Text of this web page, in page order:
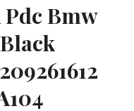
Bmw